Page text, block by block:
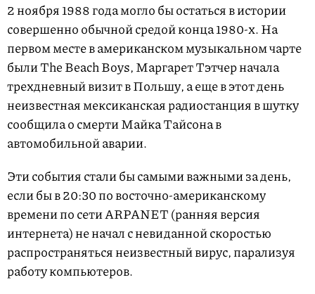
2 ноября 1988 года могло бы остаться в истории
совершенно обычной средой конца 1980-х. На
первом месте в американском музыкальном чарте
были The Beach Boys, Маргарет Тэтчер начала
трехдневный визит в Польшу, а еще в этот день
неизвестная мексиканская радиостанция в шутку
сообщила о смерти Майка Тайсона в
автомобильной аварии.
Эти события стали бы самыми важными за день,
если бы в 20:30 по восточно-американскому
времени по сети ARPANET (ранняя версия
интернета) не начал с невиданной скоростью
распространяться неизвестный вирус, парализуя
работу компьютеров.